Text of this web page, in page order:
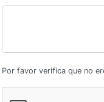
Por favor verifica que no